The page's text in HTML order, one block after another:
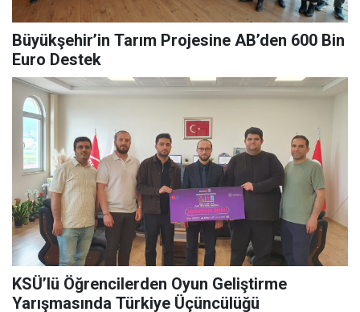
Büyükşehir’in Tarım Projesine AB’den 600 Bin
Euro Destek
KSÜ’lü Öğrencilerden Oyun Geliştirme
Yarışmasında Türkiye Üçüncülüğü